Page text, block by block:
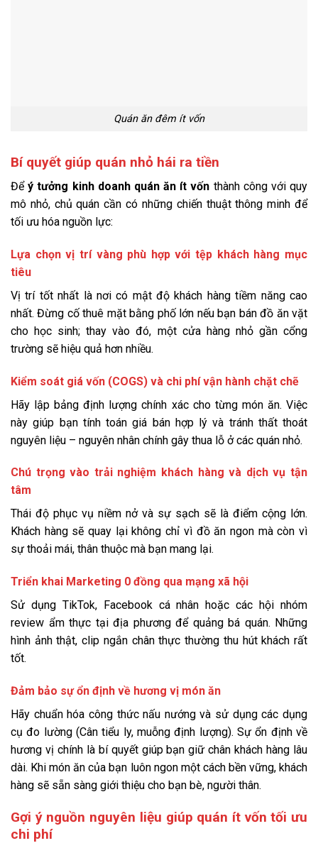
Quán ăn đêm ít vốn
Bí quyết giúp quán nhỏ hái ra tiền
Đểý tưởng kinh doanh quán ăn ít vốn thành công với quy
mô nhỏ, chủ quán cần có những chiến thuật thông minh để
tối ưu hóa nguồn lực:
Lựa chọn vị trí vàng phù hợp với tệp khách hàng mục
tiêu
Vị trí tốt nhất là nơi có mật độ khách hàng tiềm năng cao
nhất. Đừng cố thuê mặt bằng phố lớn nếu bạn bán đồ ăn vặt
cho học sinh; thay vào đó, một cửa hàng nhỏ gần cổng
trường sẽ hiệu quả hơn nhiều.
Kiểm soát giá vốn (COGS) và chi phí vận hành chặt chẽ
Hãy lập bảng định lượng chính xác cho từng món ăn. Việc
này giúp bạn tính toán giá bán hợp lý và tránh thất thoát
nguyên liệu – nguyên nhân chính gây thua lỗ ở các quán nhỏ.
Chú trọng vào trải nghiệm khách hàng và dịch vụ tận
tâm
Thái độ phục vụ niềm nở và sự sạch sẽ là điểm cộng lớn.
Khách hàng sẽ quay lại không chỉ vì đồ ăn ngon mà còn vì
sự thoải mái, thân thuộc mà bạn mang lại.
Triển khai Marketing 0 đồng qua mạng xã hội
Sử dụng TikTok, Facebook cá nhân hoặc các hội nhóm
review ẩm thực tại địa phương để quảng bá quán. Những
hình ảnh thật, clip ngắn chân thực thường thu hút khách rất
tốt.
Đảm bảo sự ổn định về hương vị món ăn
Hãy chuẩn hóa công thức nấu nướng và sử dụng các dụng
cụ đo lường (Cân tiểu ly, muỗng định lượng). Sự ổn định về
hương vị chính là bí quyết giúp bạn giữ chân khách hàng lâu
dài. Khi món ăn của bạn luôn ngon một cách bền vững, khách
hàng sẽ sẵn sàng giới thiệu cho bạn bè, người thân.
Gợi ý nguồn nguyên liệu giúp quán ít vốn tối ưu
chi phí